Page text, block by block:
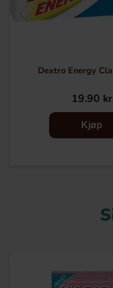
Dextro Energy
19.90 kr
Kjøp